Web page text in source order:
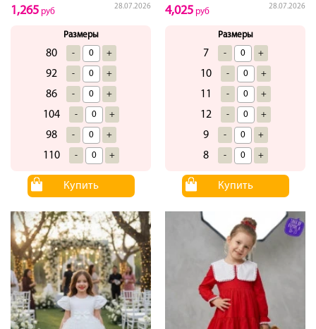
28.07.2026
1,265 руб
Размеры
80 - +
92 - +
86 - +
104 - +
98 - +
110 - +
Купить
28.07.2026
4,025 руб
Размеры
7 - +
10 - +
11 - +
12 - +
9 - +
8 - +
Купить